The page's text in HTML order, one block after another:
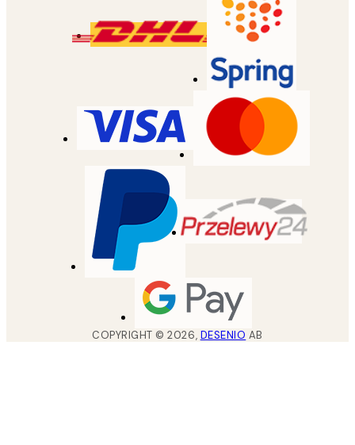
COPYRIGHT ©2026, DESENIO AB